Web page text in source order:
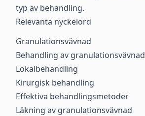
typ av behandling.
Relevanta nyckelord
Granulationsvävnad
Behandling av granulationsvävnad
Lokalbehandling
Kirurgisk behandling
Effektiva behandlingsmetoder
Läkning av granulationsvävnad